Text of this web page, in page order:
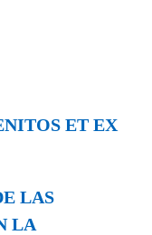
ET EX
LAS
LA